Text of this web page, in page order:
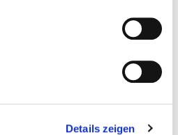
Details zeigen